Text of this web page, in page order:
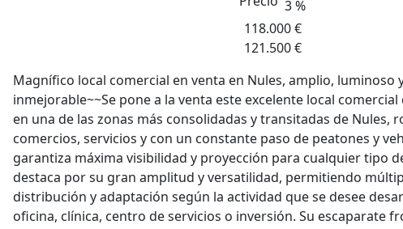
3 %
118.000 €
121.500 €
Magnífico local comercial en venta en Nules, amplio, luminoso
inmejorable~~Se pone a la venta este excelente local
en una de las zonas más consolidadas y transitadas de Nules,
comercios, servicios y con un constante paso de peatones y
garantiza máxima visibilidad y proyección para cualquier tipo
destaca por su gran amplitud y versatilidad, permitiendo
distribución y adaptación según la actividad que se desee
oficina, clínica, centro de servicios o inversión. Su escaparate